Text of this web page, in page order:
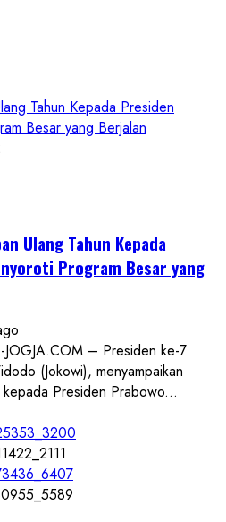
Tahun Kepada Presiden
Besar yang Berjalan
Ulang Tahun Kepada
Program Besar yang
JOGJA.COM – Presiden ke-7
(Jokowi), menyampaikan
Presiden Prabowo...